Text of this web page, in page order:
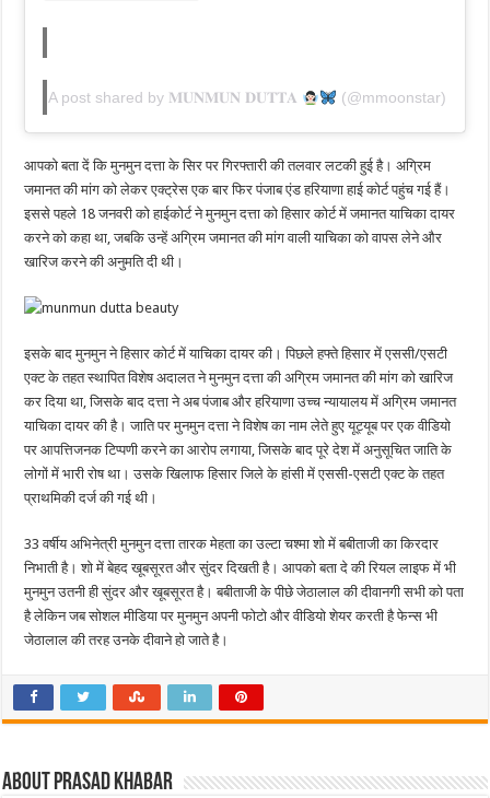
A post shared by 𝐌𝐔𝐍𝐌𝐔𝐍 𝐃𝐔𝐓𝐓𝐀 (@mmoonstar)
आपको बता दें कि मुनमुन दत्ता के सिर पर गिरफ्तारी की तलवार लटकी हुई है। अग्रिम
जमानत की मांग को लेकर एक्ट्रेस एक बार फिर पंजाब एंड हरियाणा हाई कोर्ट पहुंच गई हैं।
इससे पहले 18 जनवरी को हाईकोर्ट ने मुनमुन दत्ता को हिसार कोर्ट में जमानत याचिका दायर
करने को कहा था, जबकि उन्हें अग्रिम जमानत की मांग वाली याचिका को वापस लेने और
खारिज करने की अनुमति दी थी।
इसके बाद मुनमुन ने हिसार कोर्ट में याचिका दायर की। पिछले हफ्ते हिसार में एससी/एसटी
एक्ट के तहत स्थापित विशेष अदालत ने मुनमुन दत्ता की अग्रिम जमानत की मांग को खारिज
कर दिया था, जिसके बाद दत्ता ने अब पंजाब और हरियाणा उच्च न्यायालय में अग्रिम जमानत
याचिका दायर की है। जाति पर मुनमुन दत्ता ने विशेष का नाम लेते हुए यूट्यूब पर एक वीडियो
पर आपत्तिजनक टिप्पणी करने का आरोप लगाया, जिसके बाद पूरे देश में अनुसूचित जाति के
लोगों में भारी रोष था। उसके खिलाफ हिसार जिले के हांसी में एससी-एसटी एक्ट के तहत
प्राथमिकी दर्ज की गई थी।
33 वर्षीय अभिनेत्री मुनमुन दत्ता तारक मेहता का उल्टा चश्मा शो में बबीताजी का किरदार
निभाती है। शो में बेहद खूबसूरत और सुंदर दिखती है। आपको बता दे की रियल लाइफ में भी
मुनमुन उतनी ही सुंदर और खूबसूरत है। बबीताजी के पीछे जेठालाल की दीवानगी सभी को पता
है लेकिन जब सोशल मीडिया पर मुनमुन अपनी फोटो और वीडियो शेयर करती है फेन्स भी
जेठालाल की तरह उनके दीवाने हो जाते है।
About Prasad Khabar